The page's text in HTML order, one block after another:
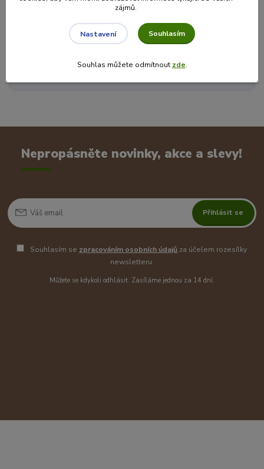
Veronika je zde pro Vás!
(Po-Pá, 8-16 hod.)
Nepropásněte novinky, akce a slevy!
Přihlásit se
Souhlasím se zpracováním osobních údajů za účelem rozesílky
newsletteru.
Můžete se kdykoli odhlásit. Zasíláme jednou za 14 dní.
zájmů.
Nastavení Souhlasím
Souhlas můžete odmítnout zde.